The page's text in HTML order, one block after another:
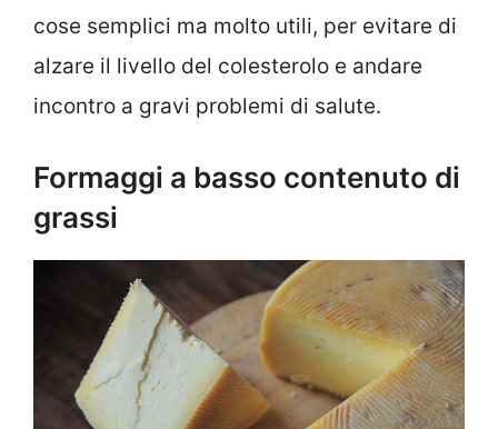
cose semplici ma molto utili, per evitare di
alzare il livello del colesterolo e andare
incontro a gravi problemi di salute.
Formaggi a basso contenuto di
grassi